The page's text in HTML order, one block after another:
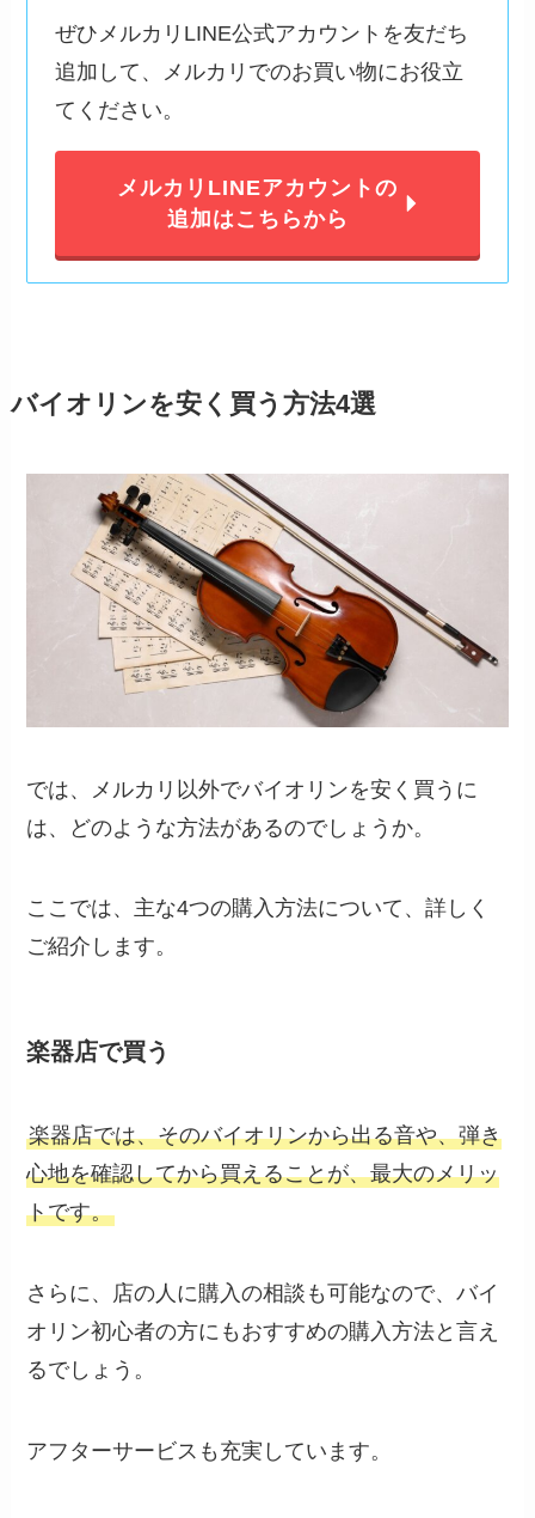
ぜひメルカリLINE公式アカウントを友だち
追加して、メルカリでのお買い物にお役立
てください。
メルカリLINEアカウントの
追加はこちらから
バイオリンを安く買う方法4選
では、メルカリ以外でバイオリンを安く買うに
は、どのような方法があるのでしょうか。
ここでは、主な4つの購入方法について、詳しく
ご紹介します。
楽器店で買う
楽器店では、そのバイオリンから出る音や、弾き
心地を確認してから買えることが、最大のメリッ
トです。
さらに、店の人に購入の相談も可能なので、バイ
オリン初心者の方にもおすすめの購入方法と言え
るでしょう。
アフターサービスも充実しています。